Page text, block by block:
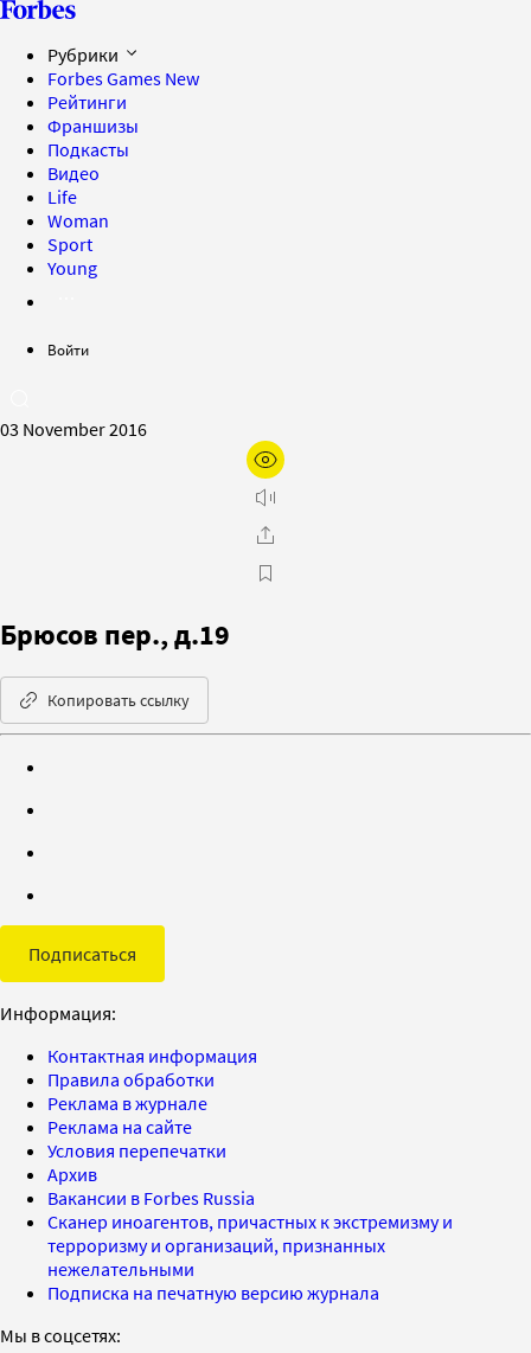
Рубрики
Forbes Games New
Рейтинги
Франшизы
Подкасты
Видео
Life
Woman
Sport
Young
Войти
03 November 2016
Брюсов пер., д.19
Копировать ссылку
Подписаться
Информация:
Контактная информация
Правила обработки
Реклама в журнале
Реклама на сайте
Условия перепечатки
Архив
Вакансии в Forbes Russia
Сканер иноагентов, причастных к экстремизму и
терроризму и организаций, признанных
нежелательными
Подписка на печатную версию журнала
Мы в соцсетях: